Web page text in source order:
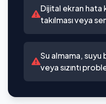
Dijital ekran hata
takılması veya
Su almama, suyu
veya sızıntı